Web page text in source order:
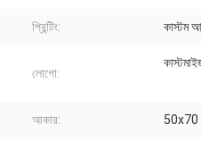
প্রিন্টিং: কাস্টম
লোগো:
আকার: 50x70